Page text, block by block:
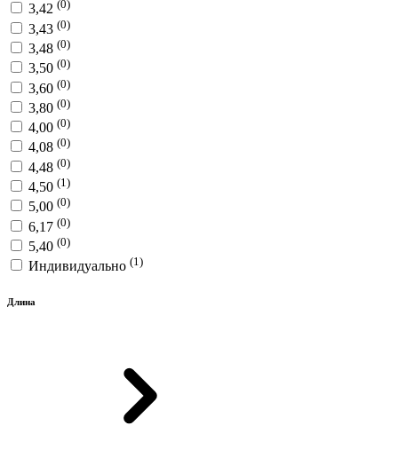
3,42 (0)
3,43 (0)
3,48 (0)
3,50 (0)
3,60 (0)
3,80 (0)
4,00 (0)
4,08 (0)
4,48 (0)
4,50 (1)
5,00 (0)
6,17 (0)
5,40 (0)
Индивидуально (1)
Длина